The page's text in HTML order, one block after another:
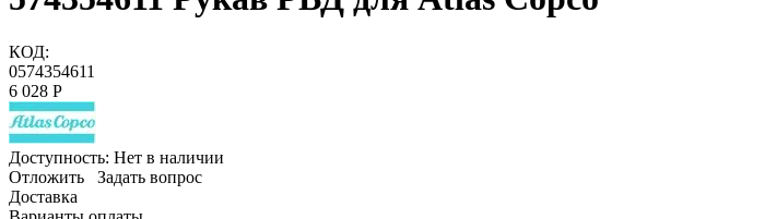
КОД:
0574354611
6 028 Р
Доступность: Нет в наличии
Отложить
Задать вопрос
Доставка